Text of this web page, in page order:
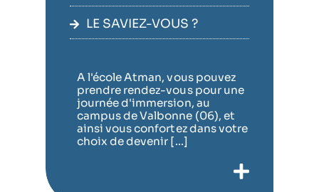
LE SAVIEZ-VOUS ?
A l'école Atman, vous pouvez
prendre rendez-vous pour une
journée d'immersion, au
campus de Valbonne (06), et
ainsi vous confortez dans votre
choix de devenir [...]